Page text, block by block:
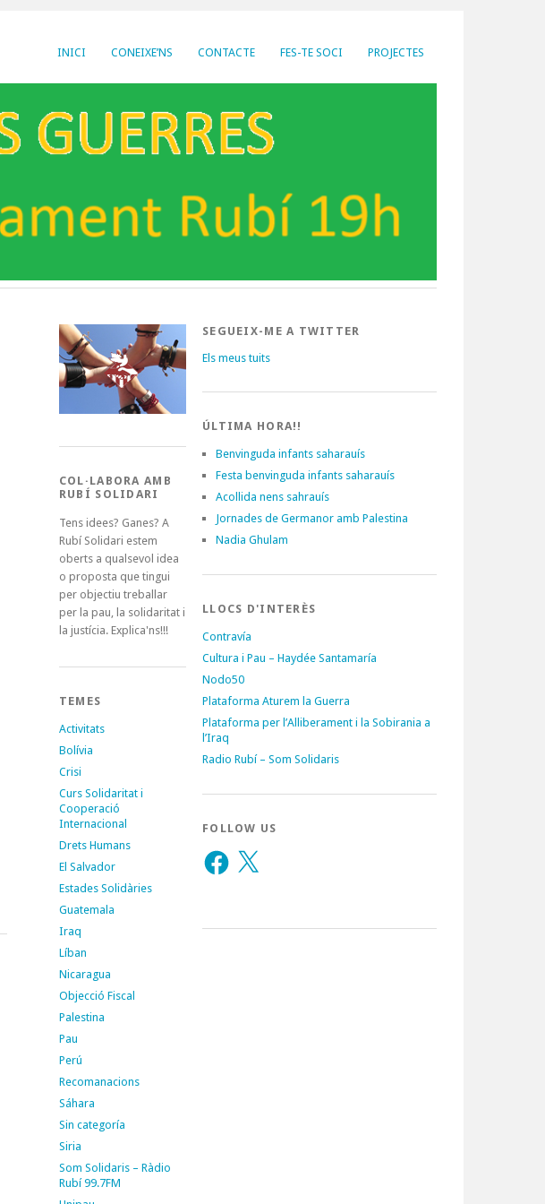
INICI CONEIXE’NS CONTACTE FES-TE SOCI PROJECTES
COL·LABORA AMB
RUBÍ SOLIDARI
Tens idees? Ganes? A
Rubí Solidari estem
oberts a qualsevol idea
o proposta que tingui
per objectiu treballar
per la pau, la solidaritat i
la justícia. Explica'ns!!!
TEMES
Activitats
Bolívia
Crisi
Curs Solidaritat i
Cooperació
Internacional
Drets Humans
El Salvador
Estades Solidàries
Guatemala
Iraq
Líban
Nicaragua
Objecció Fiscal
Palestina
Pau
Perú
Recomanacions
Sáhara
Sin categoría
Siria
Som Solidaris – Ràdio
Rubí 99.7FM
SEGUEIX-ME A TWITTER
Els meus tuits
ÚLTIMA HORA!!
Benvinguda infants saharauís
Festa benvinguda infants saharauís
Acollida nens sahrauís
Jornades de Germanor amb Palestina
Nadia Ghulam
LLOCS D'INTERÈS
Contravía
Cultura i Pau – Haydée Santamaría
Nodo50
Plataforma Aturem la Guerra
Plataforma per l’Alliberament i la Sobirania a
l’Iraq
Radio Rubí – Som Solidaris
FOLLOW US
Facebook
X